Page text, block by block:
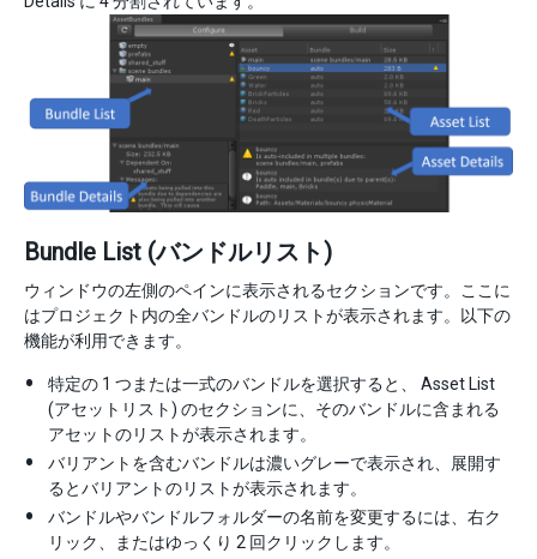
Bundle List (バンドルリスト)
ウィンドウの左側のペインに表示されるセクションです。ここに
はプロジェクト内の全バンドルのリストが表示されます。以下の
機能が利用できます。
特定の 1 つまたは一式のバンドルを選択すると、 Asset List
(アセットリスト) のセクションに、そのバンドルに含まれる
アセットのリストが表示されます。
バリアントを含むバンドルは濃いグレーで表示され、展開す
るとバリアントのリストが表示されます。
バンドルやバンドルフォルダーの名前を変更するには、右ク
リック、またはゆっくり 2 回クリックします。